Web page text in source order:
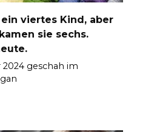
viertes Kind, aber
sie sechs.
geschah im